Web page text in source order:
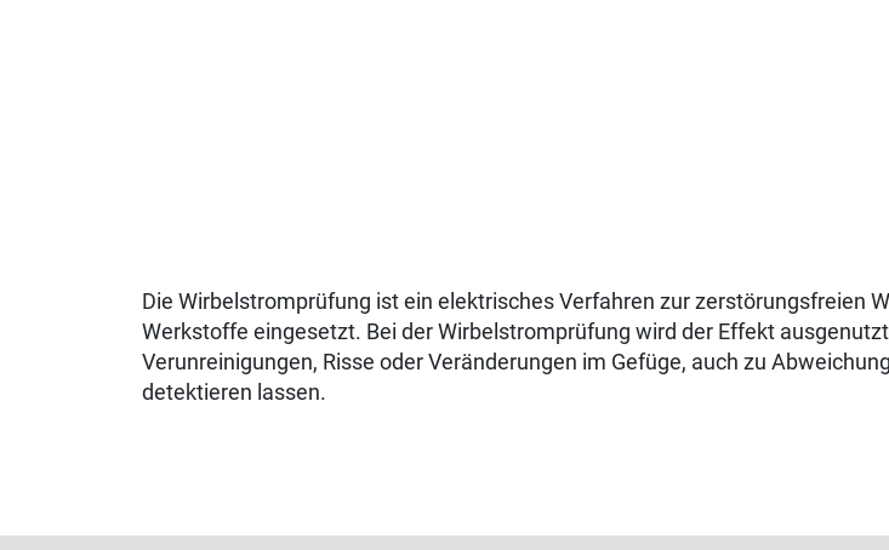
Die Wirbelstromprüfung ist ein elektrisches Verfahren zur zerstörungsfreien
Werkstoffe eingesetzt. Bei der Wirbelstromprüfung wird der Effekt
Verunreinigungen, Risse oder Veränderungen im Gefüge, auch zu
detektieren lassen.